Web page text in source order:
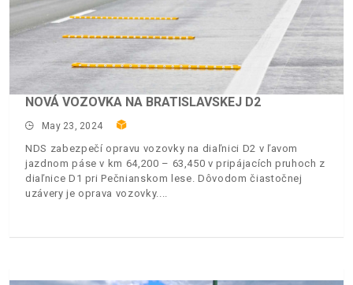
NOVÁ VOZOVKA NA BRATISLAVSKEJ D2
May 23, 2024
NDS zabezpečí opravu vozovky na diaľnici D2 v ľavom
jazdnom páse v km 64,200 – 63,450 v pripájacích pruhoch z
diaľnice D1 pri Pečnianskom lese. Dôvodom čiastočnej
uzávery je oprava vozovky.